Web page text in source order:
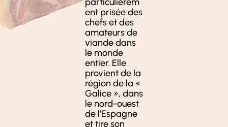
ent prisée des
chefs et des
amateurs de
viande dans
le monde
entier. Elle
provient de la
région de la «
Galice », dans
le nord-ouest
de l’Espagne
et tire son